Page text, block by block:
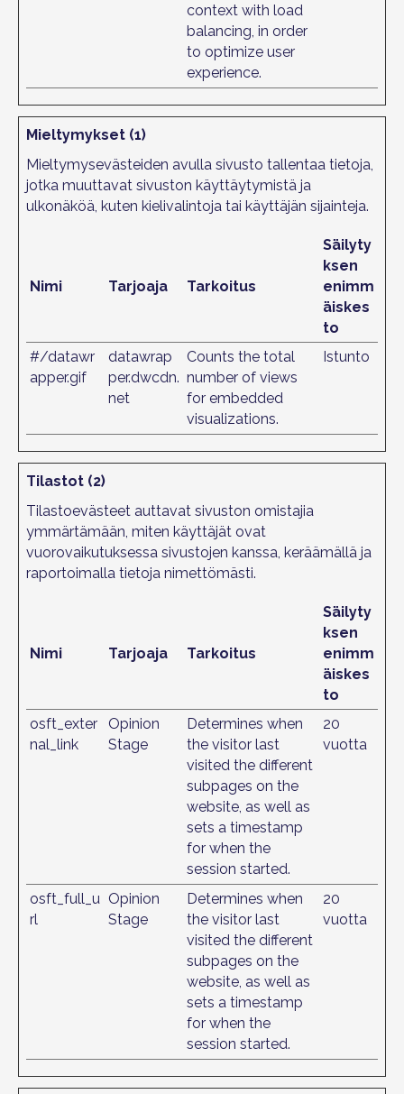
context with load
balancing, in order
to optimize user
experience.
Mieltymykset (1)
Mieltymysevästeiden avulla sivusto tallentaa tietoja,
jotka muuttavat sivuston käyttäytymistä ja
ulkonäköä, kuten kielivalintoja tai käyttäjän sijainteja.
Nimi Tarjoaja Tarkoitus
Säilyty
ksen
enimm
äiskes
to
#/datawr
apper.gif
datawrap
per.dwcdn.
net
Counts the total
number of views
for embedded
visualizations.
Istunto
Tilastot (2)
Tilastoevästeet auttavat sivuston omistajia
ymmärtämään, miten käyttäjät ovat
vuorovaikutuksessa sivustojen kanssa, keräämällä ja
raportoimalla tietoja nimettömästi.
Nimi Tarjoaja Tarkoitus
Säilyty
ksen
enimm
äiskes
to
osft_exter
nal_link
Opinion
Stage
Determines when
the visitor last
visited the different
subpages on the
website, as well as
sets a timestamp
for when the
session started.
20
vuotta
osft_full_u
rl
Opinion
Stage
Determines when
the visitor last
visited the different
subpages on the
website, as well as
sets a timestamp
for when the
session started.
20
vuotta